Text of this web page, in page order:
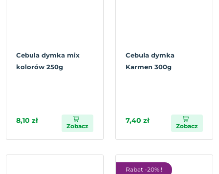
Cebula dymka mix
kolorów 250g
8,10 zł
Zobacz
Cebula dymka
Karmen 300g
7,40 zł
Zobacz
Rabat -20% !